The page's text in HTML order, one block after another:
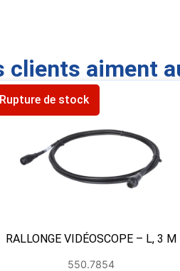
clients aiment
Rupture de stock
RALLONGE VIDÉOSCOPE – L, 3 M
550.7854